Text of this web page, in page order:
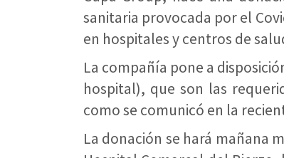
sanitaria provocada por el
en hospitales y centros de
La compañía pone a
hospital), que son las
como se comunicó en la
La donación se hará mañana